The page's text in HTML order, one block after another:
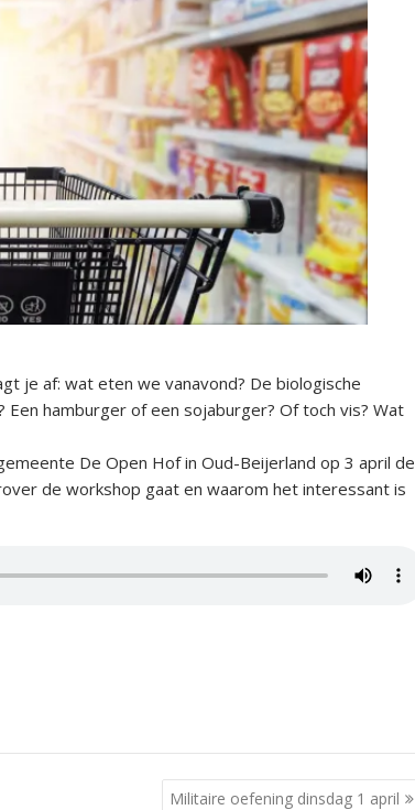
je af: wat eten we vanavond? De biologische
hamburger of een sojaburger? Of toch vis? Wat
De Open Hof in Oud-Beijerland op 3 april de
de workshop gaat en waarom het interessant is
Militaire oefening dinsdag 1 april